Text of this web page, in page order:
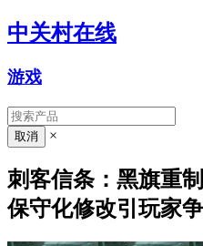
中关村在线
游戏
×
刺客信条：黑旗重
保守化修改引玩家